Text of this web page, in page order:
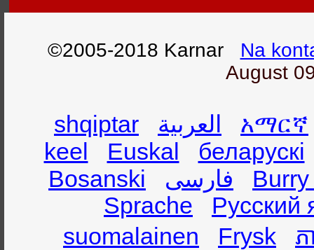
©2005-2018 Karnar Na
August
shqiptar العربية
አማርኛ
keel
Euskal
беларускі
Bosanski
فارسی
Sprache
Русский
suomalainen
Frysk
ភ